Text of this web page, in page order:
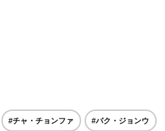
#チャ・チョンファ #パク・ジョンウ